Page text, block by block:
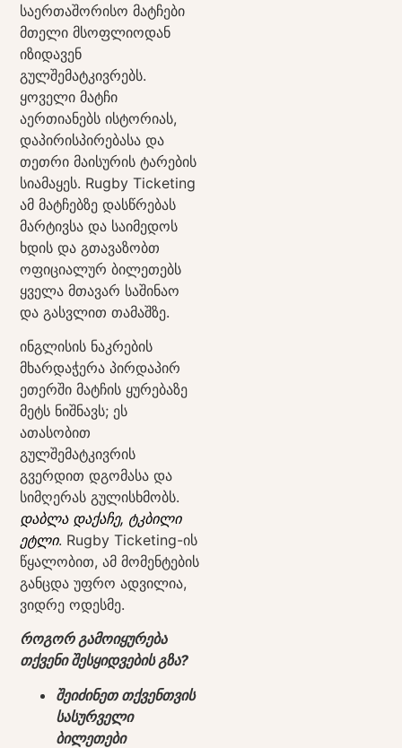
საერთაშორისო მატჩები
მთელი მსოფლიოდან
იზიდავენ
გულშემატკივრებს.
ყოველი მატჩი
აერთიანებს ისტორიას,
დაპირისპირებასა და
თეთრი მაისურის ტარების
სიამაყეს. Rugby Ticketing
ამ მატჩებზე დასწრებას
მარტივსა და საიმედოს
ხდის და გთავაზობთ
ოფიციალურ ბილეთებს
ყველა მთავარ საშინაო
და გასვლით თამაშზე.
ინგლისის ნაკრების
მხარდაჭერა პირდაპირ
ეთერში მატჩის ყურებაზე
მეტს ნიშნავს; ეს
ათასობით
გულშემატკივრის
გვერდით დგომასა და
სიმღერას გულისხმობს.
დაბლა დაქაჩე, ტკბილი
ეტლი. Rugby Ticketing-ის
წყალობით, ამ მომენტების
განცდა უფრო ადვილია,
ვიდრე ოდესმე.
როგორ გამოიყურება
თქვენი შესყიდვების გზა?
შეიძინეთ თქვენთვის
სასურველი
ბილეთები